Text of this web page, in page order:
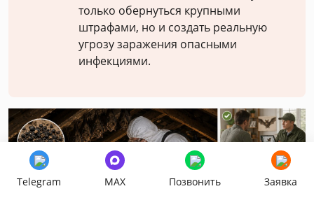
только обернуться крупными
штрафами, но и создать реальную
угрозу заражения опасными
инфекциями.
Telegram MAX Позвонить Заявка